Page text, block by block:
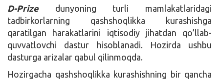
D-Prize
dunyoning turli mamlakatlaridagi
tadbirkorlarning qashshoqlikka kurashishga
qaratilgan harakatlarini iqtisodiy jihatdan qo’llab-
quvvatlovchi dastur hisoblanadi. Hozirda ushbu
dasturga arizalar qabul qilinmoqda.
Hozirgacha qashshoqlikka kurashishning bir qancha